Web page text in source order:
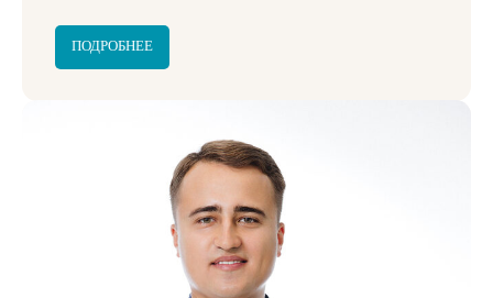
ПОДРОБНЕЕ